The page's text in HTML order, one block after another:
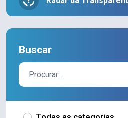
Buscar